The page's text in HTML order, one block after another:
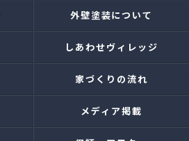
外壁塗装について
しあわせヴィレッジ
家づくりの流れ
メディア掲載